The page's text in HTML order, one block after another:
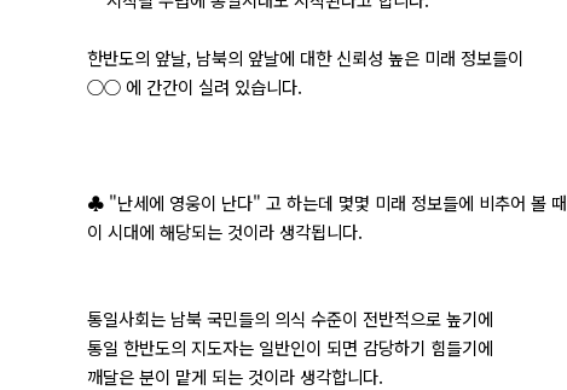
한반도의 앞날, 남북의 앞날에 대한 신뢰성 높은 미래 정보들이
○○ 에 간간이 실려 있습니다.
♣ "난세에 영웅이 난다" 고 하는데 몇몇 미래 정보들에 비추어 볼 때
이 시대에 해당되는 것이라 생각됩니다.
통일사회는 남북 국민들의 의식 수준이 전반적으로 높기에
통일 한반도의 지도자는 일반인이 되면 감당하기 힘들기에
깨달은 분이 맡게 되는 것이라 생각합니다.